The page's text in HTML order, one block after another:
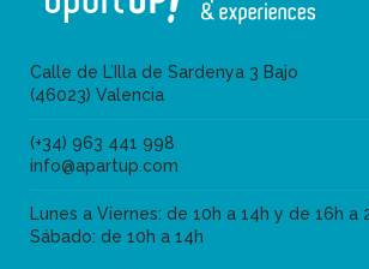
Calle de L’Illa de Sardenya 3 Bajo
(46023) Valencia
(+34) 963 441 998
info@apartup.com
Lunes a Viernes: de 10h a 14h y de 16h a
Sábado: de 10h a 14h